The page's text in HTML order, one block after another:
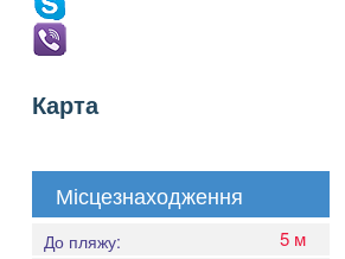
Карта
Місцезнаходження
До пляжу: 5 м